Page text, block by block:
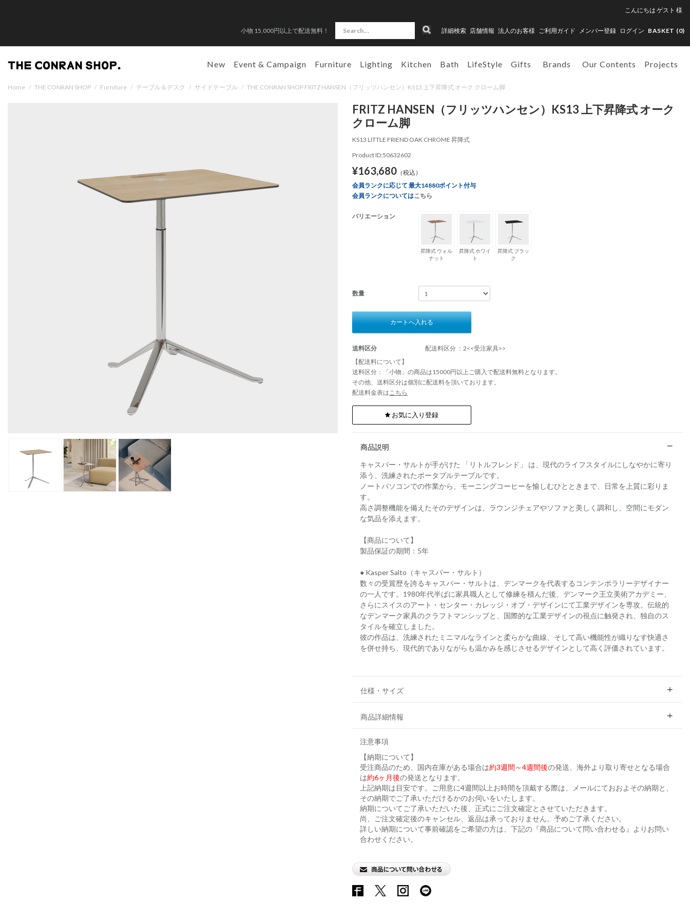
こんにちは ゲスト 様
小物 15,000円以上で配送無料！ 詳細検索 店舗情報 法人のお客様 ご利用ガイド メンバー登録 ログイン BASKET (0)
New Event & Campaign Furniture Lighting Kitchen Bath LifeStyle Gifts Brands Our Contents Projects
Home / THE CONRAN SHOP / Furniture / テーブル＆デスク / サイドテーブル / THE CONRAN SHOP FRITZ HANSEN（フリッツハンセン）KS13 上下昇降式 オーク クローム脚
FRITZ HANSEN（フリッツハンセン）KS13 上下昇降式 オーク
クローム脚
KS13 LITTLE FRIEND OAK CHROME 昇降式
Product ID:50632602
¥163,680（税込）
会員ランクに応じて 最大14880ポイント付与
会員ランクについてはこちら
バリエーション
昇降式 ウォル
ナット
昇降式 ホワイ
ト
昇降式 ブラッ
ク
数量
カートへ入れる
送料区分
配送料区分 ：2<<受注家具>>
【配送料について】
送料区分：「小物」の商品は15000円以上ご購入で配送料無料となります。
その他、送料区分は個別に配送料を頂いております。
配送料金表はこちら
お気に入り登録
商品説明
キャスパー・サルトが手がけた 「リトルフレンド」 は、現代のライフスタイルにしなやかに寄り
添う、洗練されたポータブルテーブルです。
ノートパソコンでの作業から、モーニングコーヒーを愉しむひとときまで、日常を上質に彩りま
す。
高さ調整機能を備えたそのデザインは、ラウンジチェアやソファと美しく調和し、空間にモダン
な気品を添えます。
【商品について】
製品保証の期間：5年
● Kasper Salto（キャスパー・サルト）
数々の受賞歴を誇るキャスパー・サルトは、デンマークを代表するコンテンポラリーデザイナー
の一人です。1980年代半ばに家具職人として修練を積んだ後、デンマーク王立美術アカデミー、
さらにスイスのアート・センター・カレッジ・オブ・デザインにて工業デザインを専攻。伝統的
なデンマーク家具のクラフトマンシップと、国際的な工業デザインの視点に触発され、独自のス
タイルを確立しました。
彼の作品は、洗練されたミニマルなラインと柔らかな曲線、そして高い機能性が織りなす快適さ
を併せ持ち、現代的でありながらも温かみを感じさせるデザインとして高く評価されています。
仕様・サイズ
商品詳細情報
注意事項
【納期について】
受注商品のため、国内在庫がある場合は約3週間～4週間後の発送、海外より取り寄せとなる場合
は約6ヶ月後の発送となります。
上記納期は目安です。ご用意に4週間以上お時間を頂戴する際は、メールにておおよその納期と、
その納期でご了承いただけるかのお伺いをいたします。
納期についてご了承いただいた後、正式にご注文確定とさせていただきます。
尚、ご注文確定後のキャンセル、返品は承っておりません。予めご了承ください。
詳しい納期について事前確認をご希望の方は、下記の『商品について問い合わせる』よりお問い
合わせください。